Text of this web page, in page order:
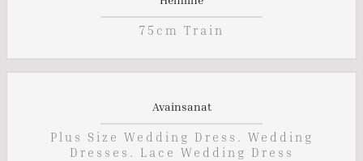
75cm Train
Avainsanat
Plus Size Wedding Dress. Wedding
Dresses. Lace Wedding Dress